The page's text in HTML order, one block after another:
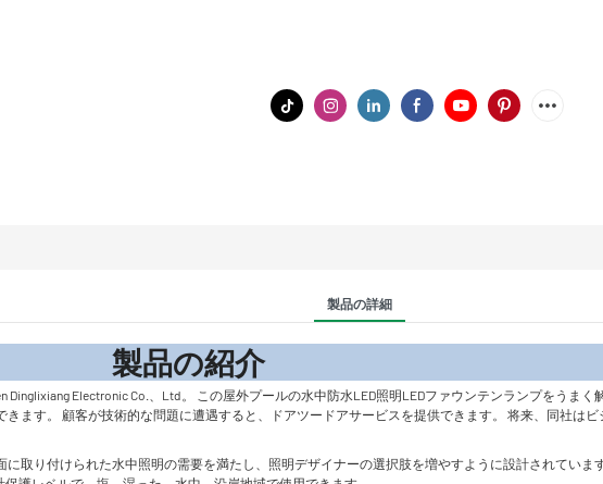
製品の詳細
の紹
Dinglixiang Electronic Co.、Ltd。 この屋外プールの水中防水LED照明LEDファウンテンランプをうま
ます。 顧客が技術的な問題に遭遇すると、ドアツードアサービスを提供できます。 将来、同社はビ
取り付けられた水中照明の需要を満たし、照明デザイナーの選択肢を増やすように設計されてい